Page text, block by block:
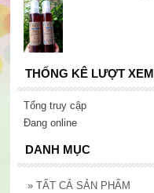
THỐNG KÊ LƯỢT XEM
Tổng truy cập
Đang online
DANH MỤC
» TẤT CẢ SẢN PHẨM